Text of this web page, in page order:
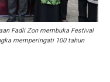
Fadli Zon membuka Festival
memperingati 100 tahun